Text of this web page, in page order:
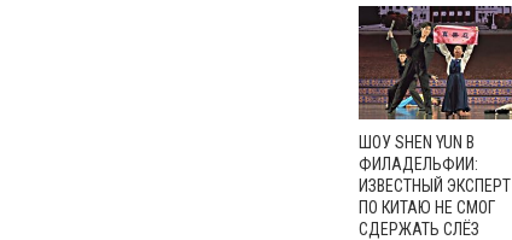
ШОУ SHEN YUN В
ФИЛАДЕЛЬФИИ:
ИЗВЕСТНЫЙ ЭКСПЕРТ
ПО КИТАЮ НЕ СМОГ
СДЕРЖАТЬ СЛЁЗ